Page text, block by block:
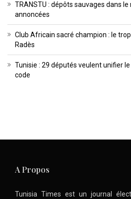
TRANSTU : dépôts sauvages dans
annoncées
Club Africain sacré champion : le
Radès
Tunisie : 29 députés veulent unifier
code
A Propos
Tunisia Times est un journal